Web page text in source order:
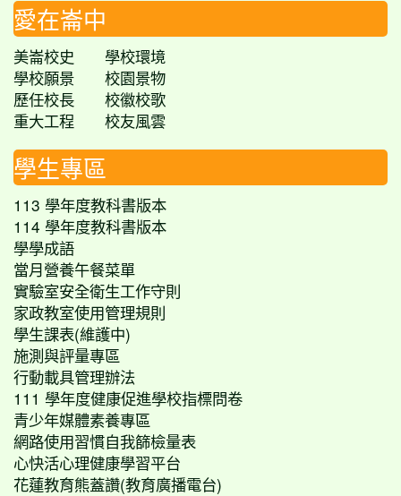
愛在崙中
美崙校史
學校環境
學校願景
校園景物
歷任校長
校徽校歌
重大工程
校友風雲
學生專區
113 學年度教科書版本
114 學年度教科書版本
學學成語
當月營養午餐菜單
實驗室安全衛生工作守則
家政教室使用管理規則
學生課表(維護中)
施測與評量專區
行動載具管理辦法
111 學年度健康促進學校指標問卷
青少年媒體素養專區
網路使用習慣自我篩檢量表
心快活心理健康學習平台
花蓮教育熊蓋讚(教育廣播電台)